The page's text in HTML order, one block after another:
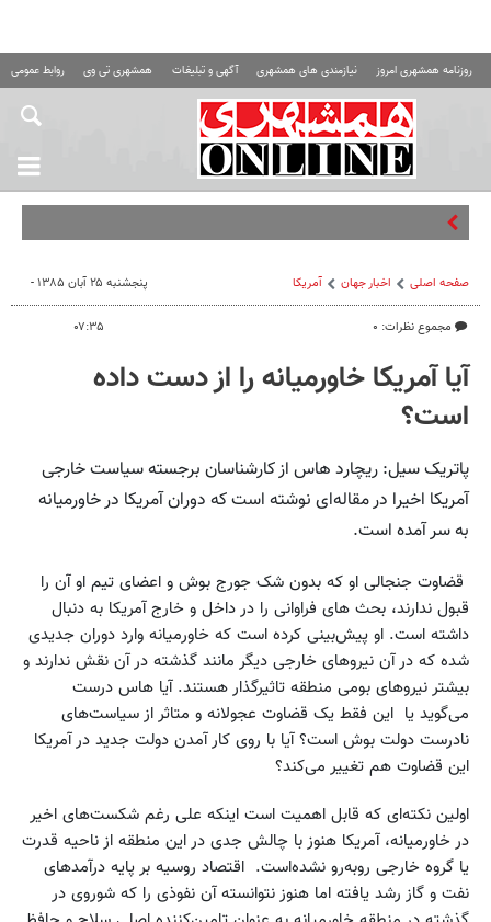
روزنامه همشهری امروز نیازمندی های همشهری آگهی و تبلیغات همشهری تی وی روابط عمومی
صفحه اصلی اخبار جهان آمریکا
مجموع نظرات: ۰
پنجشنبه ۲۵ آبان ۱۳۸۵ -
۰۷:۳۵
آیا آمریکا خاورمیانه را از دست داده
است؟
پاتریک سیل: ریچارد هاس از کارشناسان برجسته سیاست خارجی
آمریکا اخیرا در مقاله‌ای نوشته ‌است که دوران آمریکا در خاورمیانه
به سر آمده است.
قضاوت جنجالی او که بدون شک جورج بوش و اعضای تیم او آن را
قبول ندارند، بحث های فراوانی را در داخل و خارج آمریکا به دنبال
داشته است. او پیش‌بینی کرده است که خاورمیانه وارد دوران جدیدی
شده که در آن نیروهای خارجی دیگر مانند گذشته در آن نقش ندارند و
بیشتر نیروهای بومی منطقه تاثیرگذار هستند. آیا هاس درست
می‌گوید یا این فقط یک قضاوت عجولانه و متاثر از سیاست‌های
نادرست دولت بوش است؟ آیا با روی کار آمدن دولت جدید در آمریکا
این قضاوت هم تغییر می‌کند؟
اولین نکته‌ای که قابل اهمیت است اینکه علی رغم شکست‌های اخیر
در خاورمیانه، آمریکا هنوز با چالش جدی در این منطقه از ناحیه قدرت
یا گروه خارجی رو‌به‌رو نشده‌است. اقتصاد روسیه بر پایه درآمدهای
نفت و گاز رشد یافته اما هنوز نتوانسته آن نفوذی را که شوروی در